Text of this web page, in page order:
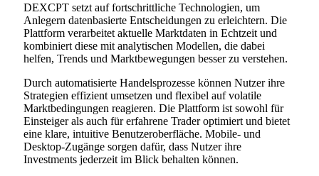
DEXCPT setzt auf fortschrittliche Technologien, um
Anlegern datenbasierte Entscheidungen zu erleichtern. Die
Plattform verarbeitet aktuelle Marktdaten in Echtzeit und
kombiniert diese mit analytischen Modellen, die dabei
helfen, Trends und Marktbewegungen besser zu verstehen.
Durch automatisierte Handelsprozesse können Nutzer ihre
Strategien effizient umsetzen und flexibel auf volatile
Marktbedingungen reagieren. Die Plattform ist sowohl für
Einsteiger als auch für erfahrene Trader optimiert und bietet
eine klare, intuitive Benutzeroberfläche. Mobile- und
Desktop-Zugänge sorgen dafür, dass Nutzer ihre
Investments jederzeit im Blick behalten können.